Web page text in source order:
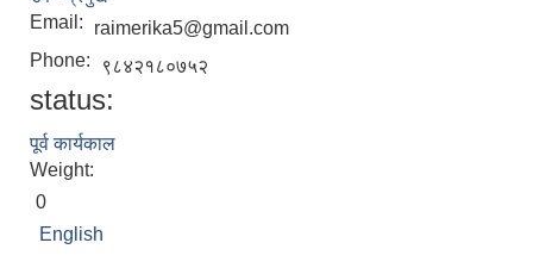
Email:
raimerika5@gmail.com
Phone:
९८४२१८०७५२
status:
पूर्व कार्यकाल
Weight:
0
English